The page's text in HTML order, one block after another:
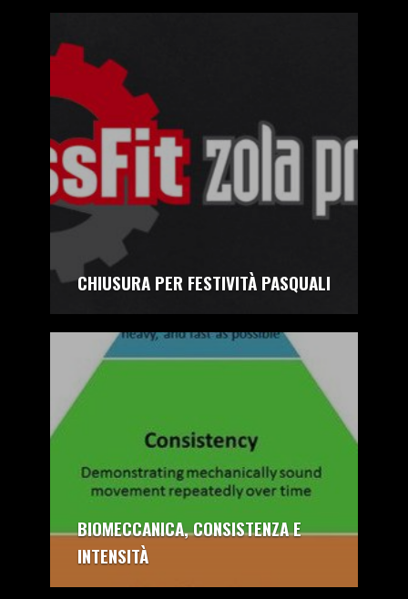
autore:CrossFit Zola Predosa
CHIUSURA PER FESTIVITÀ PASQUALI
autore:CrossFit Zola Predosa
BIOMECCANICA, CONSISTENZA E
INTENSITÀ